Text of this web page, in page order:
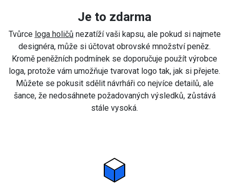
Je to zdarma
Tvůrce loga holičů nezatíží vaši kapsu, ale pokud si najmete
designéra, může si účtovat obrovské množství peněz.
Kromě peněžních podmínek se doporučuje použít výrobce
loga, protože vám umožňuje tvarovat logo tak, jak si přejete.
Můžete se pokusit sdělit návrháři co nejvíce detailů, ale
šance, že nedosáhnete požadovaných výsledků, zůstává
stále vysoká.